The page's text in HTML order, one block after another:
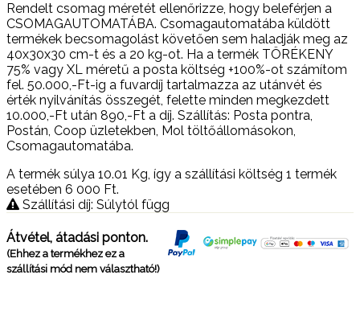
Rendelt csomag méretét ellenőrizze, hogy beleférjen a
CSOMAGAUTOMATÁBA. Csomagautomatába küldött
termékek becsomagolást követően sem haladják meg az
40x30x30 cm-t és a 20 kg-ot. Ha a termék TÖRÉKENY
75% vagy XL méretű a posta költség +100%-ot számítom
fel. 50.000,-Ft-ig a fuvardíj tartalmazza az utánvét és
érték nyilvánítás összegét, felette minden megkezdett
10.000,-Ft után 890,-Ft a díj. Szállítás: Posta pontra,
Postán, Coop üzletekben, Mol töltőállomásokon,
Csomagautomatába.
A termék súlya 10.01 Kg, így a szállítási költség 1 termék
esetében 6 000 Ft.
Szállítási díj: Súlytól függ
Átvétel, átadási ponton.
(Ehhez a termékhez ez a
szállítási mód nem választható!)